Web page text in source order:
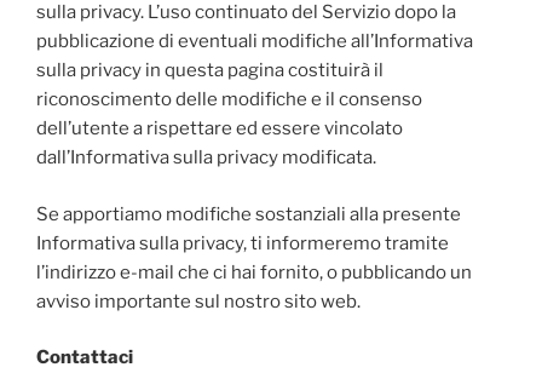
sulla privacy. L’uso continuato del Servizio dopo la
pubblicazione di eventuali modifiche all’Informativa
sulla privacy in questa pagina costituirà il
riconoscimento delle modifiche e il consenso
dell’utente a rispettare ed essere vincolato
dall’Informativa sulla privacy modificata.
Se apportiamo modifiche sostanziali alla presente
Informativa sulla privacy, ti informeremo tramite
l’indirizzo e-mail che ci hai fornito, o pubblicando un
avviso importante sul nostro sito web.
Contattaci